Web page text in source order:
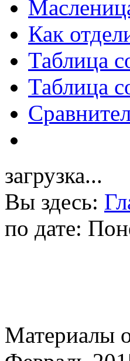
Как
Таблица
Таблица
загрузка...
Вы здесь:
по дате:
Материалы